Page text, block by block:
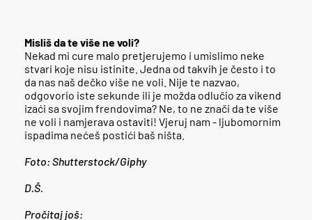
Misliš da te više ne voli?
Nekad mi cure malo pretjerujemo i umislimo neke
stvari koje nisu istinite. Jedna od takvih je često i to
da nas naš dečko više ne voli. Nije te nazvao,
odgovorio iste sekunde ili je možda odlučio za vikend
izaći sa svojim frendovima? Ne, to ne znači da te više
ne voli i namjerava ostaviti! Vjeruj nam - ljubomornim
ispadima nećeš postići baš ništa.
Foto: Shutterstock/Giphy
D.Š.
Pročitaj još: